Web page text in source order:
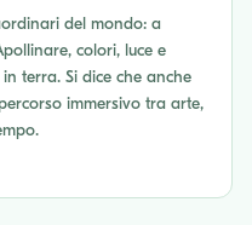
del mondo: a
colori, luce e
terra. Si dice che anche
immersivo tra arte,